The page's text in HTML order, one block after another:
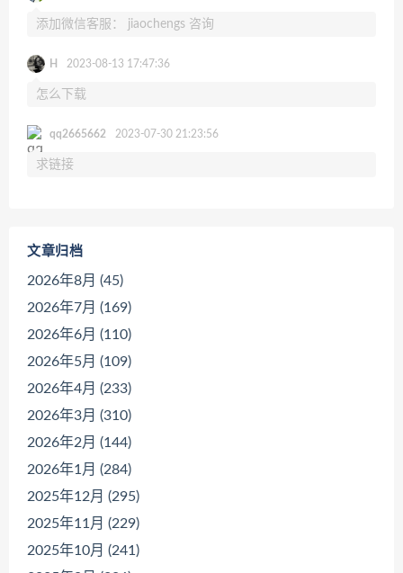
添加微信客服： jiaochengs 咨询
H 2023-08-13 17:47:36
怎么下载
qq2665662 2023-07-30 21:23:56
求链接
文章归档
2026年8月 (45)
2026年7月 (169)
2026年6月 (110)
2026年5月 (109)
2026年4月 (233)
2026年3月 (310)
2026年2月 (144)
2026年1月 (284)
2025年12月 (295)
2025年11月 (229)
2025年10月 (241)